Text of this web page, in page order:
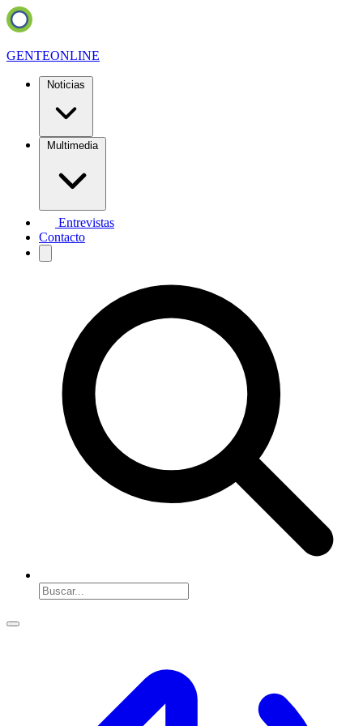
GENTEONLINE
Noticias
Multimedia
Entrevistas
Contacto